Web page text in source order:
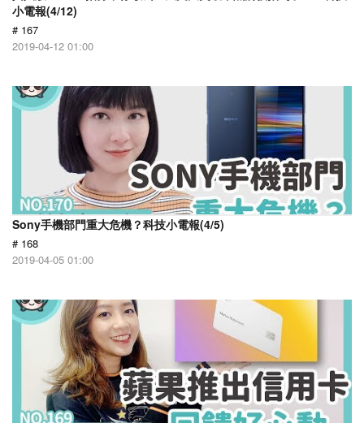
小電報(4/12)
# 167
2019-04-12 01:00
Sony手機部門重大危機？科技小電報(4/5)
# 168
2019-04-05 01:00